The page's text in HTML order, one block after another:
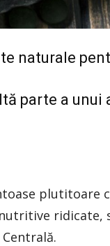
naturale
parte a unui
plutitoare
ridicate,